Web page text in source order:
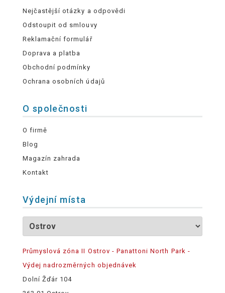
Nejčastější otázky a odpovědi
Odstoupit od smlouvy
Reklamační formulář
Doprava a platba
Obchodní podmínky
Ochrana osobních údajů
O společnosti
O firmě
Blog
Magazín zahrada
Kontakt
Výdejní místa
Průmyslová zóna II Ostrov - Panattoni North Park -
Výdej nadrozměrných objednávek
Dolní Žďár 104